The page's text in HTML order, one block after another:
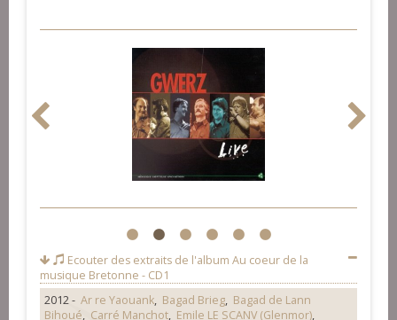
1 2 3 4 5 6
Ecouter des extraits de l'album Au coeur de la
musique Bretonne - CD1
2012 - Ar re Yaouank, Bagad Brieg, Bagad de Lann
Bihoué, Carré Manchot, Emile LE SCANV (Glenmor),